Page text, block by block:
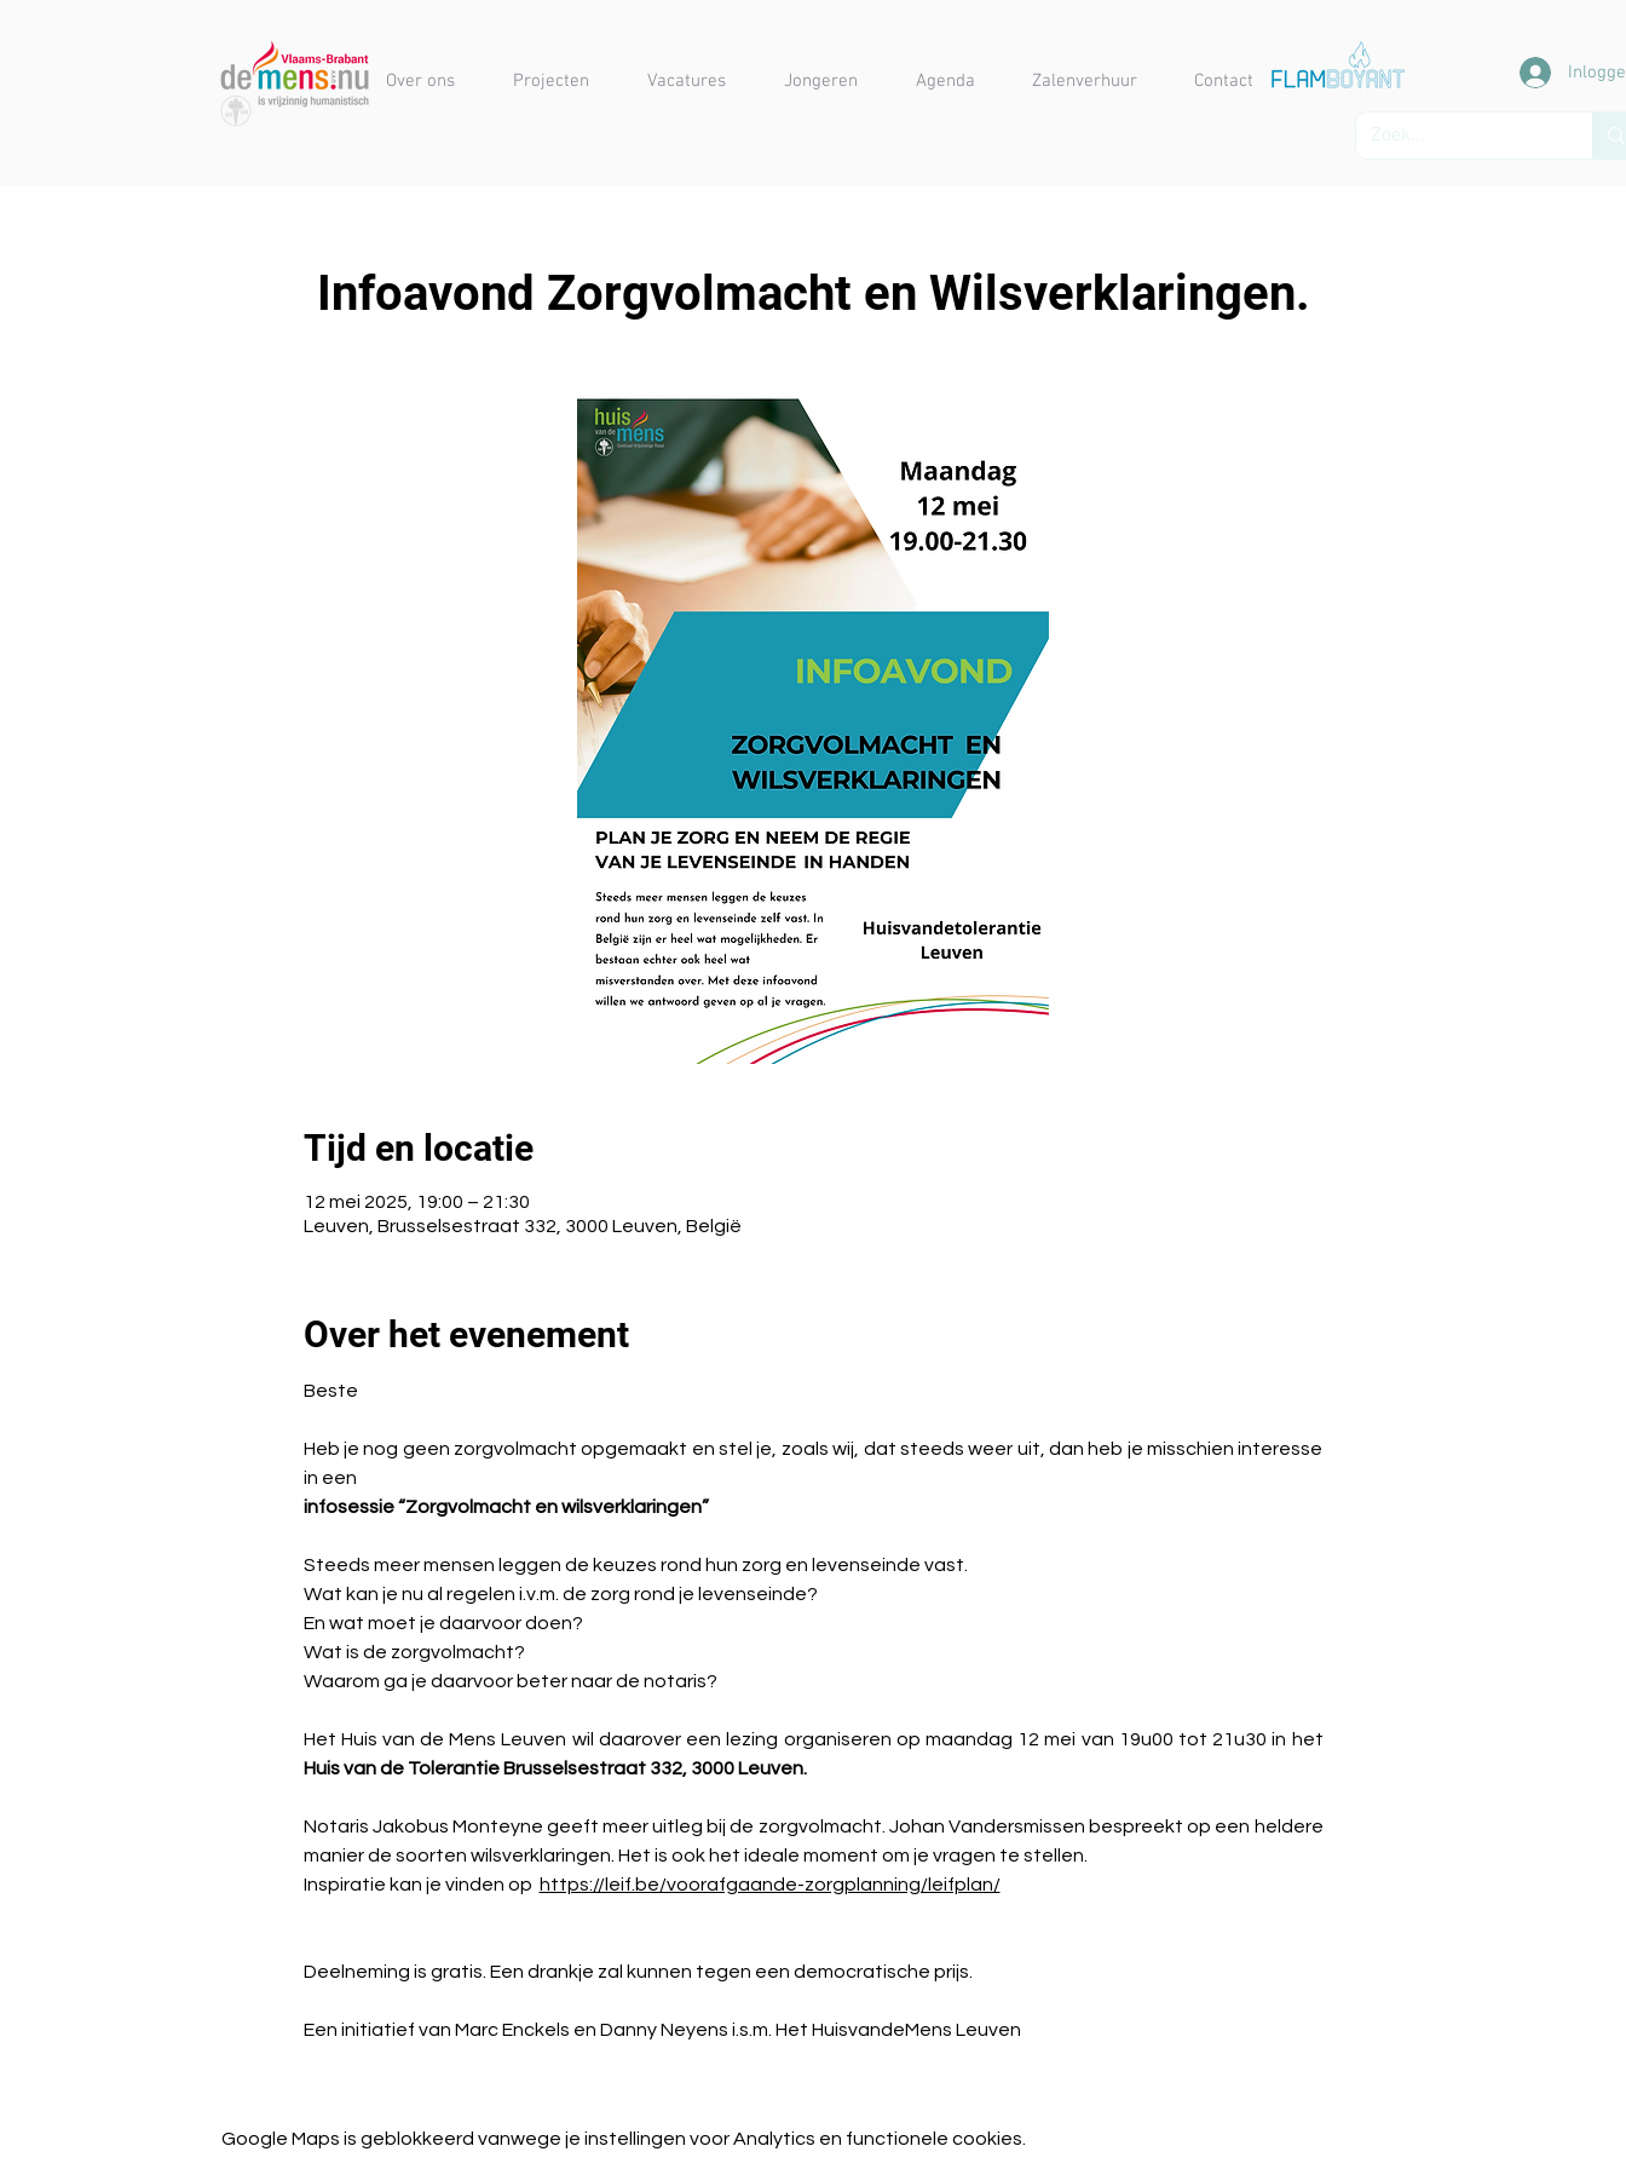
Over ons Projecten Vacatures Jongeren Agenda Zalenverhuur Contact
Infoavond Zorgvolmacht en Wilsverklaringen.
Tijd en locatie
12 mei 2025, 19:00 – 21:30
Leuven, Brusselsestraat 332, 3000 Leuven, België
Over het evenement
Beste
Heb je nog geen zorgvolmacht opgemaakt en stel je, zoals wij, dat steeds weer uit, dan heb je misschien interesse
in een
infosessie “Zorgvolmacht en wilsverklaringen”
Steeds meer mensen leggen de keuzes rond hun zorg en levenseinde vast.
Wat kan je nu al regelen i.v.m. de zorg rond je levenseinde?
En wat moet je daarvoor doen?
Wat is de zorgvolmacht?
Waarom ga je daarvoor beter naar de notaris?
Huis van de Tolerantie Brusselsestraat 332, 3000 Leuven.
Notaris Jakobus Monteyne geeft meer uitleg bij de zorgvolmacht. Johan Vandersmissen bespreekt op een heldere
manier de soorten wilsverklaringen. Het is ook het ideale moment om je vragen te stellen.
Inspiratie kan je vinden op https://leif.be/voorafgaande-zorgplanning/leifplan/
Deelneming is gratis. Een drankje zal kunnen tegen een democratische prijs.
Een initiatief van Marc Enckels en Danny Neyens i.s.m. Het HuisvandeMens Leuven
Google Maps is geblokkeerd vanwege je instellingen voor Analytics en functionele cookies.